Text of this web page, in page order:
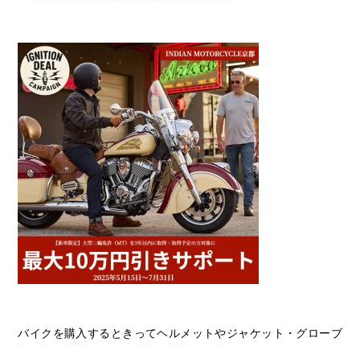
バイクを購入するときってヘルメットやジャケット・グローブ